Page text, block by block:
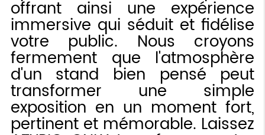
offrant ainsi une expérience
immersive qui séduit et fidélise
votre public. Nous croyons
fermement que l'atmosphère
d'un stand bien pensé peut
transformer une simple
exposition en un moment fort,
pertinent et mémorable. Laissez